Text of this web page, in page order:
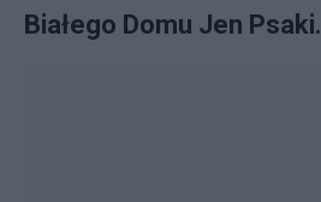
Białego Domu Jen Psaki.